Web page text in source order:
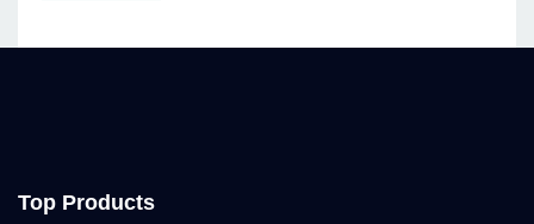
Top Products